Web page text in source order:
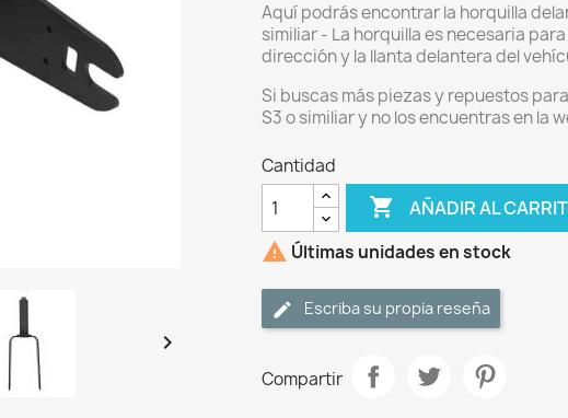

Aquí podrás encontrar la horquilla
similiar - La horquilla es necesaria
dirección y la llanta delantera del
Si buscas más piezas y repuestos
S3 o similiar y no los encuentras en la
Cantidad
 AÑADIR AL
 Últimas unidades en stock
Escriba su propia reseña
Compartir